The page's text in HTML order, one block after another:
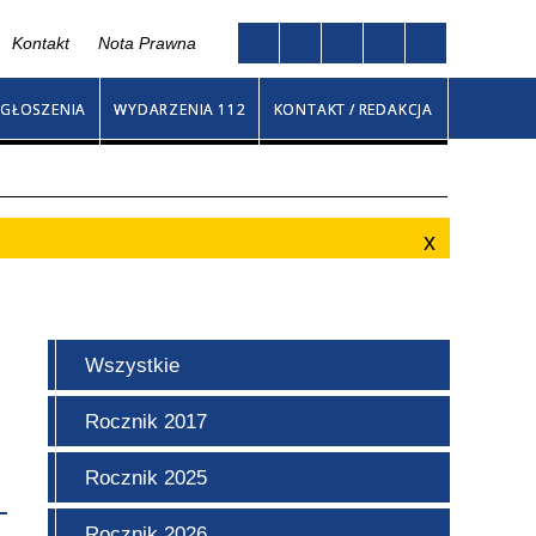
Kontakt Nota Prawna
WYDARZENIA 112 KONTAKT / REDAKCJA
Wszystkie
Rocznik 2017
Rocznik 2025